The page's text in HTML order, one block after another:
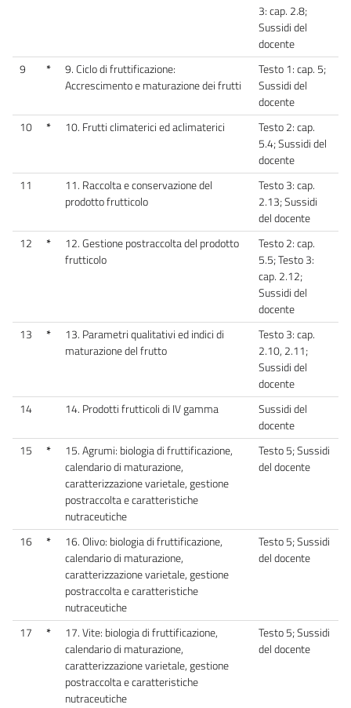
3: cap. 2.8;
Sussidi del
docente
9
*
9. Ciclo di fruttificazione:
Accrescimento e maturazione dei frutti
Testo 1: cap. 5;
Sussidi del
docente
10
* 10. Frutti climaterici ed aclimaterici
Testo 2: cap.
5.4; Sussidi del
docente
11
11. Raccolta e conservazione del
prodotto frutticolo
Testo 3: cap.
2.13; Sussidi
del docente
12
*
12. Gestione postraccolta del prodotto
frutticolo
Testo 2: cap.
5.5; Testo 3:
cap. 2.12;
Sussidi del
docente
13
*
13. Parametri qualitativi ed indici di
maturazione del frutto
Testo 3: cap.
2.10, 2.11;
Sussidi del
docente
14
14. Prodotti frutticoli di IV gamma
Sussidi del
docente
15
*
15. Agrumi: biologia di fruttificazione,
calendario di maturazione,
caratterizzazione varietale, gestione
postraccolta e caratteristiche
nutraceutiche
Testo 5; Sussidi
del docente
16 *
16. Olivo: biologia di fruttificazione,
calendario di maturazione,
caratterizzazione varietale, gestione
postraccolta e caratteristiche
nutraceutiche
Testo 5; Sussidi
del docente
17 *
17. Vite: biologia di fruttificazione,
calendario di maturazione,
caratterizzazione varietale, gestione
postraccolta e caratteristiche
nutraceutiche
Testo 5; Sussidi
del docente